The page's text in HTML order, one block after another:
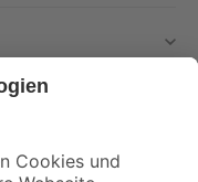
mehr verpassen!